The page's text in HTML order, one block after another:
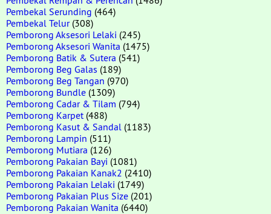
Pembekal Serunding (464)
Pembekal Telur(308)
Pemborong Aksesori Lelaki (245)
Pemborong Aksesori Wanita (1475)
Pemborong Batik & Sutera (541)
Pemborong Beg Galas (189)
Pemborong Beg Tangan (970)
Pemborong Bundle (1309)
Pemborong Cadar & Tilam (794)
Pemborong Karpet (488)
Pemborong Kasut & Sandal (1183)
Pemborong Lampin (511)
Pemborong Mutiara (126)
Pemborong Pakaian Bayi (1081)
Pemborong Pakaian Kanak2 (2410)
Pemborong Pakaian Lelaki (1749)
Pemborong Pakaian Plus Size (201)
Pemborong Pakaian Wanita (6440)